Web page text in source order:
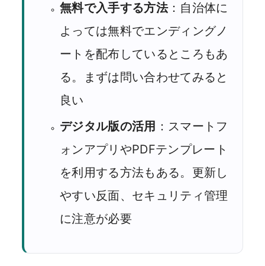
無料で入手する方法：自治体に
よっては無料でエンディングノ
ートを配布しているところもあ
る。まずは問い合わせてみると
良い
デジタル版の活用 ：スマートフ
ォンアプリやPDFテンプレート
を利用する方法もある。更新し
やすい反面、セキュリティ管理
に注意が必要